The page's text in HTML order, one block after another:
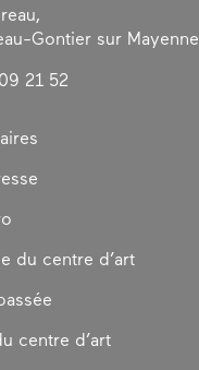
Gontier sur Mayenne
21 52
du centre d’art
centre d’art